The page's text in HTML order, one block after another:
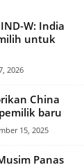
W: India
untuk
2026
China
baru
15, 2025
Panas